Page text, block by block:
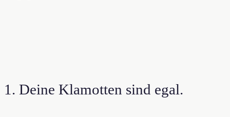
1. Deine Klamotten sind egal.